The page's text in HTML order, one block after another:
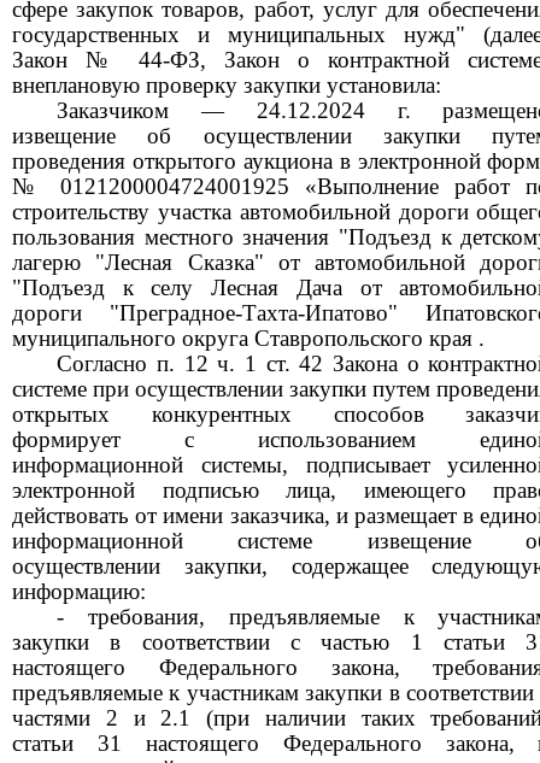
сфере закупок товаров, работ, услуг для
государственных и муниципальных нужд"
Закон № 44-ФЗ, Закон о контрактной
внеплановую проверку закупки установила:
Заказчиком — 24.12.2024 г.
извещение об осуществлении закупки
проведения открытого аукциона в электронной
№ 0121200004724001925 «Выполнение работ
строительству участка автомобильной дороги
пользования местного значения "Подъезд к
лагерю "Лесная Сказка" от автомобильной
"Подъезд к селу Лесная Дача от
дороги "Преградное-Тахта-Ипатово"
муниципального округа Ставропольского края .
Согласно п. 12 ч. 1 ст. 42 Закона о
системе при осуществлении закупки путем
открытых конкурентных способов
формирует с использованием
информационной системы, подписывает
электронной подписью лица, имеющего
действовать от имени заказчика, и размещает в
информационной системе извещение
осуществлении закупки, содержащее
информацию:
- требования, предъявляемые к
закупки в соответствии с частью 1 статьи
настоящего Федерального закона,
предъявляемые к участникам закупки в соответствии
частями 2 и 2.1 (при наличии таких
статьи 31 настоящего Федерального закона,